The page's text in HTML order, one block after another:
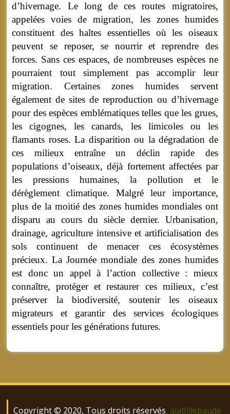
d’hivernage. Le long de ces routes migratoires,
appelées voies de migration, les zones humides
constituent des haltes essentielles où les oiseaux
peuvent se reposer, se nourrir et reprendre des
forces. Sans ces espaces, de nombreuses espèces ne
pourraient tout simplement pas accomplir leur
migration. Certaines zones humides servent
également de sites de reproduction ou d’hivernage
pour des espèces emblématiques telles que les grues,
les cigognes, les canards, les limicoles ou les
flamants roses. La disparition ou la dégradation de
ces milieux entraîne un déclin rapide des
populations d’oiseaux, déjà fortement affectées par
les pressions humaines, la pollution et le
dérèglement climatique. Malgré leur importance,
plus de la moitié des zones humides mondiales ont
disparu au cours du siècle dernier. Urbanisation,
drainage, agriculture intensive et artificialisation des
sols continuent de menacer ces écosystèmes
précieux. La Journée mondiale des zones humides
est donc un appel à l’action collective : mieux
connaître, protéger et restaurer ces milieux, c’est
préserver la biodiversité, soutenir les oiseaux
migrateurs et garantir des services écologiques
essentiels pour les générations futures.
Copyright © 2020, Tous droits réservés alabillebaude